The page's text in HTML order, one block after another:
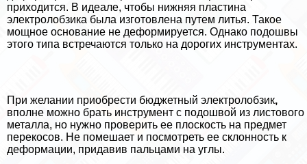
приходится. В идеале, чтобы нижняя пластина
электролобзика была изготовлена путем литья. Такое
мощное основание не деформируется. Однако подошвы
этого типа встречаются только на дорогих инструментах.
При желании приобрести бюджетный электролобзик,
вполне можно брать инструмент с подошвой из листового
металла, но нужно проверить ее плоскость на предмет
перекосов. Не помешает и посмотреть ее склонность к
деформации, придавив пальцами на углы.